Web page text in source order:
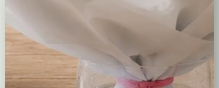
Bukiety okolicznościowe
Róże
Kreatory bukietów
Flower boxy – kwiaty w pudełkach
Maskotki